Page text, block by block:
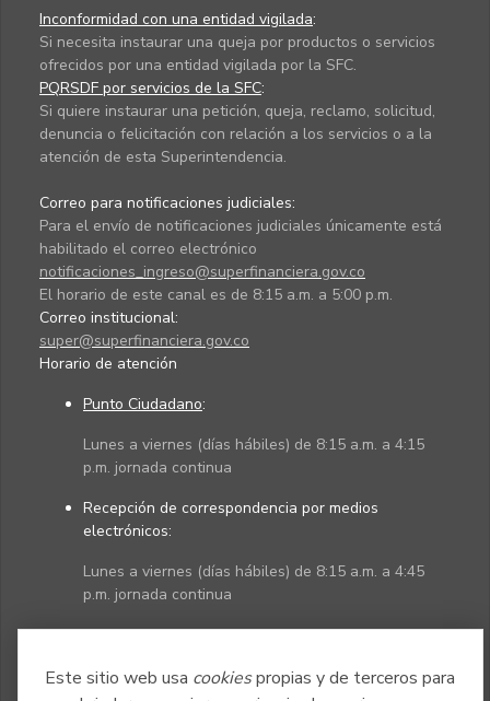
Este sitio web usa cookiespropias y de terceros para
Inconformidad con una entidad vigilada:
Si necesita instaurar una queja por productos o servicios
ofrecidos por una entidad vigilada por la SFC.
PQRSDF por servicios de la SFC:
Si quiere instaurar una petición, queja, reclamo, solicitud,
denuncia o felicitación con relación a los servicios o a la
atención de esta Superintendencia.
Correo para notificaciones judiciales:
Para el envío de notificaciones judiciales únicamente está
habilitado el correo electrónico
notificaciones_ingreso@superfinanciera.gov.co
El horario de este canal es de 8:15 a.m. a 5:00 p.m.
Correo institucional:
super@superfinanciera.gov.co
Horario de atención
Punto Ciudadano:
Lunes a viernes (días hábiles) de 8:15 a.m. a 4:15
p.m. jornada continua
Recepción de correspondencia por medios
electrónicos:
Lunes a viernes (días hábiles) de 8:15 a.m. a 4:45
p.m. jornada continua